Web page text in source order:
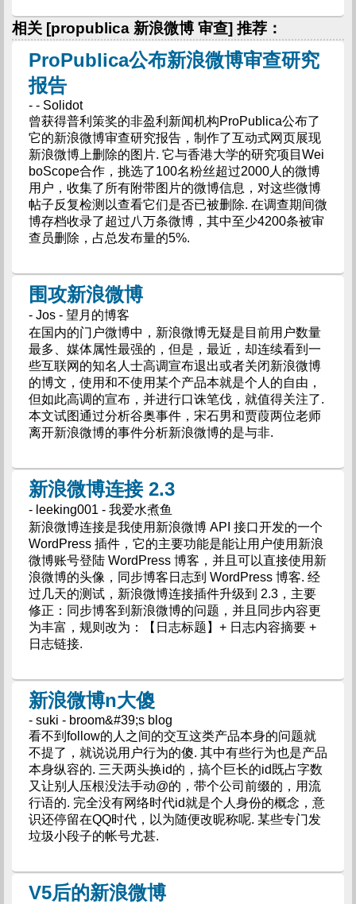
相关 [propublica 新浪微博 审查] 推荐：
ProPublica公布新浪微博审查研究
报告
- - Solidot
曾获得普利策奖的非盈利新闻机构ProPublica公布了
它的新浪微博审查研究报告，制作了互动式网页展现
新浪微博上删除的图片. 它与香港大学的研究项目Wei
boScope合作，挑选了100名粉丝超过2000人的微博
用户，收集了所有附带图片的微博信息，对这些微博
帖子反复检测以查看它们是否已被删除. 在调查期间微
博存档收录了超过八万条微博，其中至少4200条被审
查员删除，占总发布量的5%.
围攻新浪微博
- Jos - 望月的博客
在国内的门户微博中，新浪微博无疑是目前用户数量
最多、媒体属性最强的，但是，最近，却连续看到一
些互联网的知名人士高调宣布退出或者关闭新浪微博
的博文，使用和不使用某个产品本就是个人的自由，
但如此高调的宣布，并进行口诛笔伐，就值得关注了.
本文试图通过分析谷奥事件，宋石男和贾葭两位老师
离开新浪微博的事件分析新浪微博的是与非.
新浪微博连接 2.3
- leeking001 - 我爱水煮鱼
新浪微博连接是我使用新浪微博 API 接口开发的一个
WordPress 插件，它的主要功能是能让用户使用新浪
微博账号登陆 WordPress 博客，并且可以直接使用新
浪微博的头像，同步博客日志到 WordPress 博客. 经
过几天的测试，新浪微博连接插件升级到 2.3，主要
修正：同步博客到新浪微博的问题，并且同步内容更
为丰富，规则改为：【日志标题】+ 日志内容摘要 +
日志链接.
新浪微博n大傻
- suki - broom&#39;s blog
看不到follow的人之间的交互这类产品本身的问题就
不提了，就说说用户行为的傻. 其中有些行为也是产品
本身纵容的. 三天两头换id的，搞个巨长的id既占字数
又让别人压根没法手动@的，带个公司前缀的，用流
行语的. 完全没有网络时代id就是个人身份的概念，意
识还停留在QQ时代，以为随便改昵称呢. 某些专门发
垃圾小段子的帐号尤甚.
V5后的新浪微博